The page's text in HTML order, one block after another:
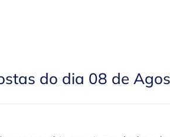
do dia 08 de